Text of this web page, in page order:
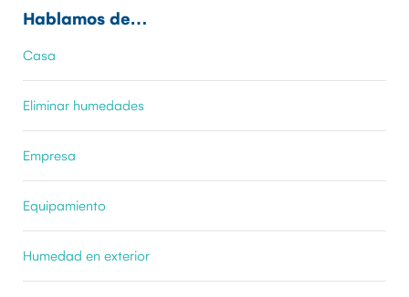
Hablamos de…
Casa
Eliminar humedades
Empresa
Equipamiento
Humedad en exterior